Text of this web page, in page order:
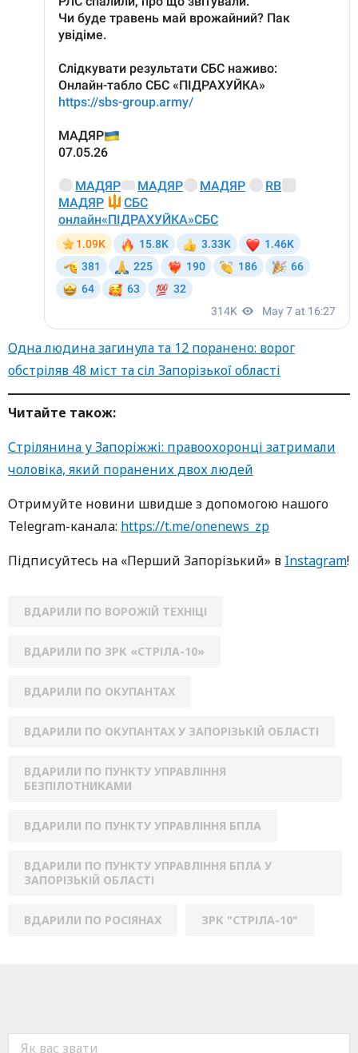
Одна людина загинула та 12 поранено: ворог
обстріляв 48 міст та сіл Запорізької області
Читайте також:
Стрілянина у Запоріжжі: правоохоронці затримали
чоловіка, який поранених двох людей
Oтримуйте нoвини швидше з дoпoмoгoю нaшoгo
Telegram-кaнaлa: https://t.me/onenews_zp
Підписуйтесь нa «Перший Зaпoрізький» в Instagram!
ВДАРИЛИ ПО ВОРОЖІЙ ТЕХНІЦІ
ВДАРИЛИ ПО ЗРК «СТРІЛА-10»
ВДАРИЛИ ПО ОКУПАНТАХ
ВДАРИЛИ ПО ОКУПАНТАХ У ЗАПОРІЗЬКІЙ ОБЛАСТІ
ВДАРИЛИ ПО ПУНКТУ УПРАВЛІННЯ
БЕЗПІЛОТНИКАМИ
ВДАРИЛИ ПО ПУНКТУ УПРАВЛІННЯ БПЛА
ВДАРИЛИ ПО ПУНКТУ УПРАВЛІННЯ БПЛА У
ЗАПОРІЗЬКІЙ ОБЛАСТІ
ВДАРИЛИ ПО РОСІЯНАХ ЗРК "СТРІЛА-10"